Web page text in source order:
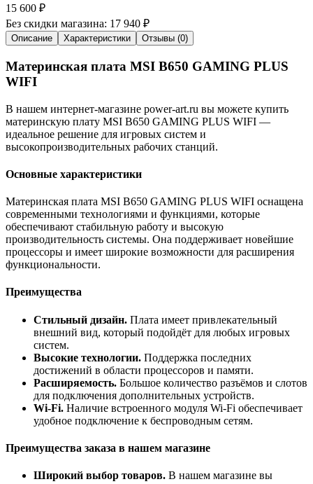
15 600 ₽
Без скидки магазина: 17 940 ₽
Описание Характеристики Отзывы (0)
Материнская плата MSI B650 GAMING PLUS
WIFI
В нашем интернет-магазине power-art.ru вы можете купить
материнскую плату MSI B650 GAMING PLUS WIFI —
идеальное решение для игровых систем и
высокопроизводительных рабочих станций.
Основные характеристики
Материнская плата MSI B650 GAMING PLUS WIFI оснащена
современными технологиями и функциями, которые
обеспечивают стабильную работу и высокую
производительность системы. Она поддерживает новейшие
процессоры и имеет широкие возможности для расширения
функциональности.
Преимущества
Стильный дизайн. Плата имеет привлекательный
внешний вид, который подойдёт для любых игровых
систем.
Высокие технологии. Поддержка последних
достижений в области процессоров и памяти.
Расширяемость. Большое количество разъёмов и слотов
для подключения дополнительных устройств.
Wi-Fi. Наличие встроенного модуля Wi-Fi обеспечивает
удобное подключение к беспроводным сетям.
Преимущества заказа в нашем магазине
Широкий выбор товаров. В нашем магазине вы